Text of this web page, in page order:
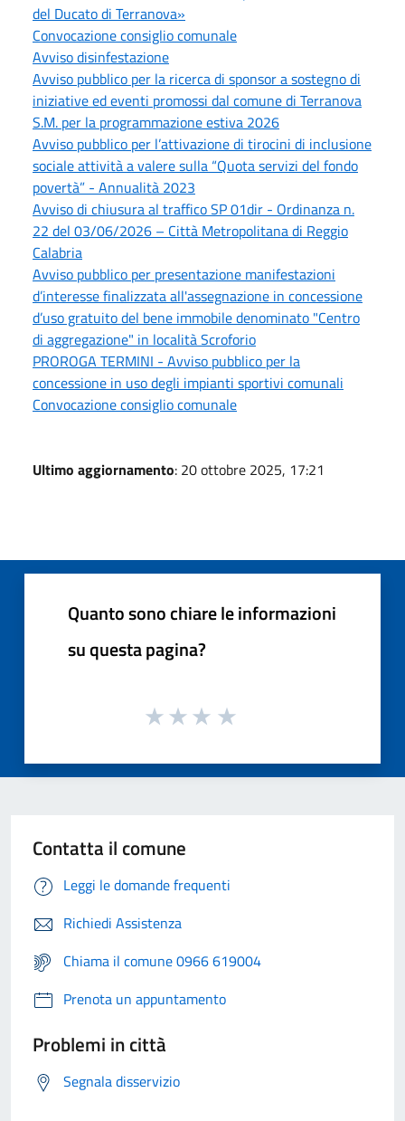
del Ducato di Terranova»
Convocazione consiglio comunale
Avviso disinfestazione
Avviso pubblico per la ricerca di sponsor a sostegno di
iniziative ed eventi promossi dal comune di Terranova
S.M. per la programmazione estiva 2026
Avviso pubblico per l’attivazione di tirocini di inclusione
sociale attività a valere sulla “Quota servizi del fondo
povertà” - Annualità 2023
Avviso di chiusura al traffico SP 01dir - Ordinanza n.
22 del 03/06/2026 – Città Metropolitana di Reggio
Calabria
Avviso pubblico per presentazione manifestazioni
d’interesse finalizzata all'assegnazione in concessione
d’uso gratuito del bene immobile denominato "Centro
di aggregazione" in località Scroforio
PROROGA TERMINI - Avviso pubblico per la
concessione in uso degli impianti sportivi comunali
Convocazione consiglio comunale
Ultimo aggiornamento: 20 ottobre 2025, 17:21
Quanto sono chiare le informazioni
su questa pagina?
Contatta il comune
Leggi le domande frequenti
Richiedi Assistenza
Chiama il comune 0966 619004
Prenota un appuntamento
Problemi in città
Segnala disservizio